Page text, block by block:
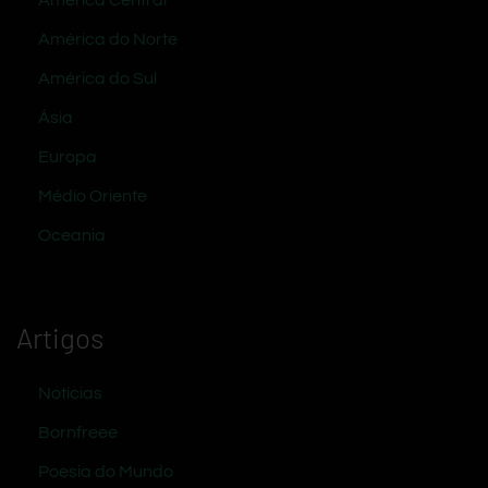
América do Norte
América do Sul
Ásia
Europa
Médio Oriente
Oceania
Artigos
Notícias
Bornfreee
Poesia do Mundo